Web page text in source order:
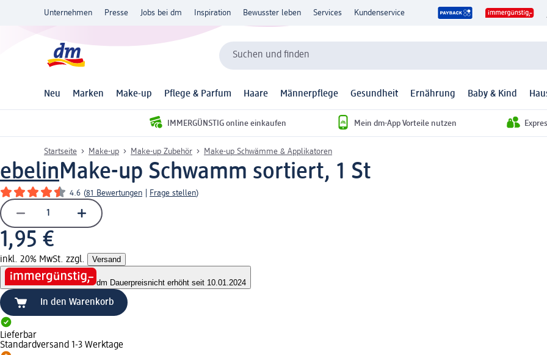
Unternehmen Presse Jobs bei dm Inspiration Bewusster leben Services Kundenservice
Suchen und finden
Neu Marken Make-up Pflege & Parfum Haare Männerpflege Gesundheit Ernährung Baby & Kind
IMMERGÜNSTIG online einkaufen Mein dm-App Vorteile nutzen
Startseite Make-up Make-up Zubehör Make-up Schwämme & Applikatoren
ebelinMake-up Schwamm sortiert, 1 St
4.6 (81 Bewertungen Frage stellen)
1,95 €
inkl. 20% MwSt. zzgl. Versand
dm Dauerpreisnicht erhöht seit 10.01.2024
In den Warenkorb
Lieferbar
Standardversand 1-3 Werktage